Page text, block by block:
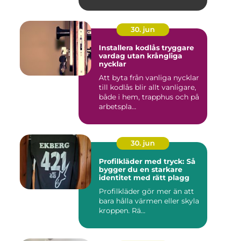
30. jun
Installera kodlås tryggare
vardag utan krångliga
nycklar
Att byta från vanliga nycklar
till kodlås blir allt vanligare,
både i hem, trapphus och på
arbetspla...
30. jun
Profilkläder med tryck: Så
bygger du en starkare
identitet med rätt plagg
Profilkläder gör mer än att
bara hålla värmen eller skyla
kroppen. Rä...